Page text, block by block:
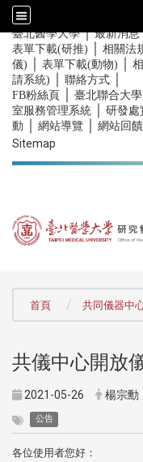
::: 臺北醫學大學｜最新消息
表單下載(研推) 相關法
儀)
表單下載(動物)
請系統)
聯絡方式
FB粉絲頁 臺北聯合大
室服務管理系統
研發處
動
網站導覽 網站回
Sitemap
首頁 共同儀器中
共儀中心開放
2021-05-26 楊宗勳
公告
各位使用者您好：